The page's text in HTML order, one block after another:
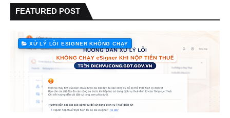
FEATURED POST
XỬ LÝ LỖI ESIGNER KHÔNG CHẠY